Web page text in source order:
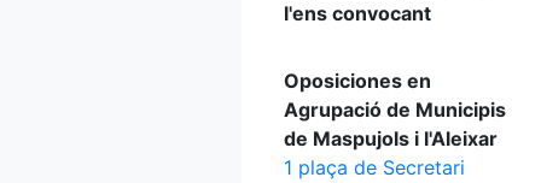
l'ens convocant
Oposiciones en
Agrupació de Municipis
de Maspujols i l'Aleixar
1 plaça de Secretari